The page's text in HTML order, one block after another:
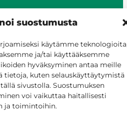
suostumusta
käytämme
ja/tai käyttääksemme
hyväksyminen antaa meille
tietoja, kuten selauskäyttäytymistä
sivustolla. Suostumuksen
voi vaikuttaa haitallisesti
ja toimintoihin.
palautetta
ja maksaminen
suostumusta